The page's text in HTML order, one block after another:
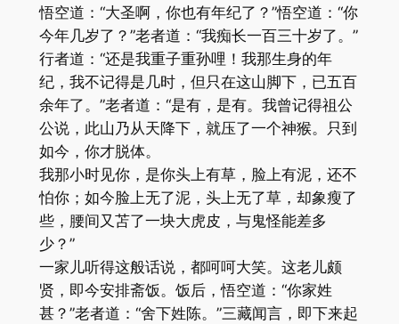
悟空道：“大圣啊，你也有年纪了？”悟空道：“你
今年几岁了？”老者道：“我痴长一百三十岁了。”
行者道：“还是我重子重孙哩！我那生身的年
纪，我不记得是几时，但只在这山脚下，已五百
余年了。”老者道：“是有，是有。我曾记得祖公
公说，此山乃从天降下，就压了一个神猴。只到
如今，你才脱体。
我那小时见你，是你头上有草，脸上有泥，还不
怕你；如今脸上无了泥，头上无了草，却象瘦了
些，腰间又苫了一块大虎皮，与鬼怪能差多
少？”
一家儿听得这般话说，都呵呵大笑。这老儿颇
贤，即今安排斋饭。饭后，悟空道：“你家姓
甚？”老者道：“舍下姓陈。”三藏闻言，即下来起